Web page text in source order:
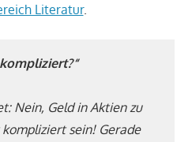
Literatur.
Nein, Geld in Aktien zu
sein! Gerade